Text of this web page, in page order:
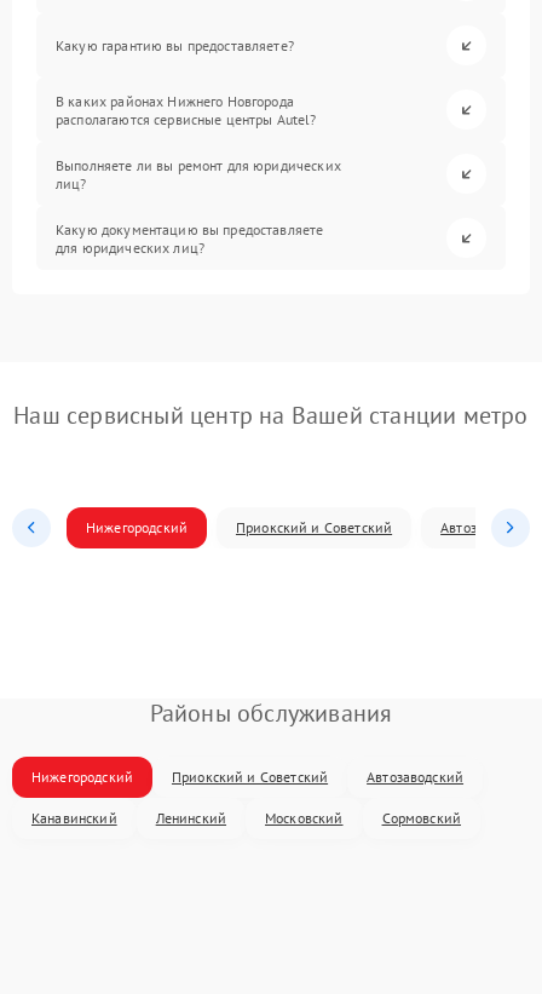
Какую гарантию вы предоставляете?
В каких районах Нижнего Новгорода
располагаются сервисные центры Autel?
Выполняете ли вы ремонт для юридических
лиц?
Какую документацию вы предоставляете
для юридических лиц?
Наш сервисный центр на Вашей станции метро
Нижегородский Приокский и Советский Автозаводский
Районы обслуживания
Нижегородский Приокский и Советский Автозаводский
Канавинский Ленинский Московский Сормовский